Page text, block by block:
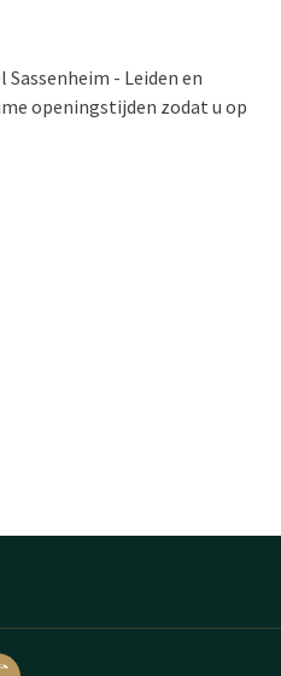
- Leiden en
openingstijden zodat u op